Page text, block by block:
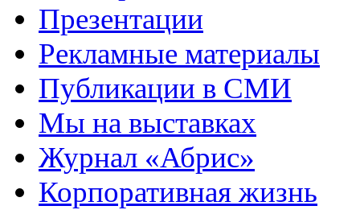
Презентации
Рекламные материалы
Публикации в СМИ
Мы на выставках
Журнал «Абрис»
Корпоративная жизнь